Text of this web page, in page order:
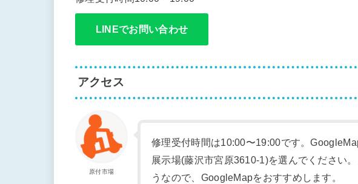
LINEでお問い合わせ
アクセス
原付市場
修理受付時間は10:00〜19:00です。
展示場(藤沢市宮原3610-1)を選んでください
うなので、GoogleMapをおすすめします。